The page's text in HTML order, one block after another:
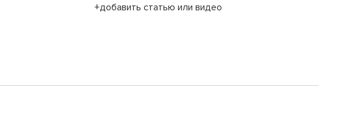
+добавить статью или видео